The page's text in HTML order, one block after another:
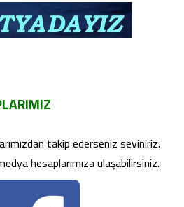
takip ederseniz seviniriz.
hesaplarımıza ulaşabilirsiniz.